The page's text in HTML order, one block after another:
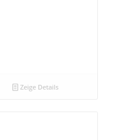
Zeige Details